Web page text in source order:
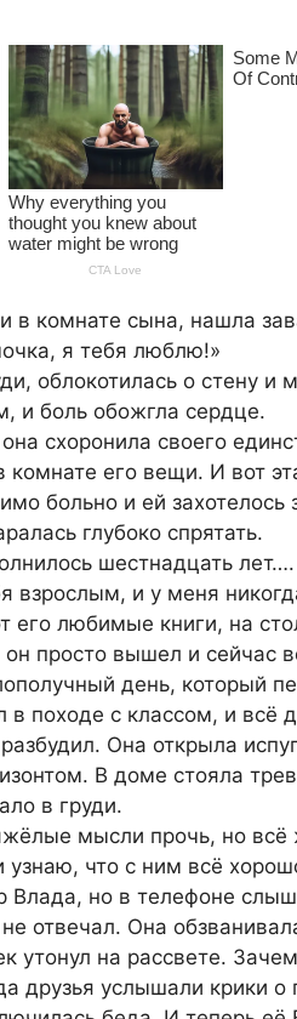
в комнате сына, нашла
я тебя люблю!»
облокотилась о стену и
и боль обожгла сердце.
схоронила своего
комнате его вещи. И вот
больно и ей
глубоко спрятать.
шестнадцать лет….
взрослым, и у меня
его любимые книги, на
просто вышел и сейчас
день, который
походе с классом, и всё
Она открыла
В доме стояла
в груди.
мысли прочь, но всё
что с ним всё
Влада, но в телефоне
отвечал. Она
утонул на рассвете.
друзья услышали крики